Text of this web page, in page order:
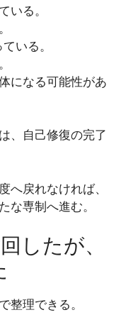
いる。
いる。
になる可能性があ
、自己修復の完了
へ戻れなければ、
な専制へ進む。
したが、
整理できる。